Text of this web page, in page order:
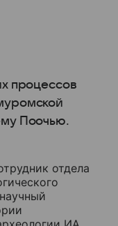
процессов
Поочью.
отдела